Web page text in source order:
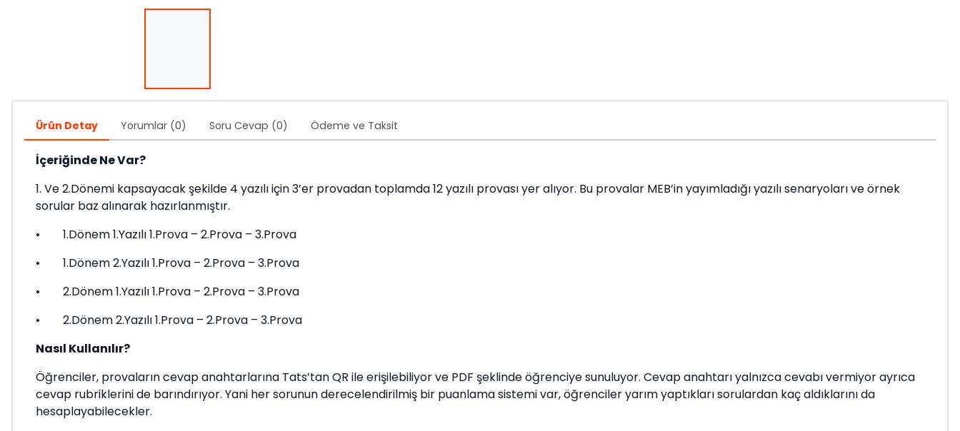
Ürün Detay Yorumlar (0) Soru Cevap (0) Ödeme ve Taksit
İçeriğinde Ne Var?
1. Ve 2.Dönemi kapsayacak şekilde 4 yazılı için 3’er provadan toplamda 12 yazılı provası yer alıyor. Bu provalar MEB’in yayımladığı yazılı senaryoları ve örnek
sorular baz alınarak hazırlanmıştır.
• 1.Dönem 1.Yazılı 1.Prova – 2.Prova – 3.Prova
• 1.Dönem 2.Yazılı 1.Prova – 2.Prova – 3.Prova
• 2.Dönem 1.Yazılı 1.Prova – 2.Prova – 3.Prova
• 2.Dönem 2.Yazılı 1.Prova – 2.Prova – 3.Prova
Nasıl Kullanılır?
Öğrenciler, provaların cevap anahtarlarına Tats’tan QR ile erişilebiliyor ve PDF şeklinde öğrenciye sunuluyor. Cevap anahtarı yalnızca cevabı vermiyor ayrıca
cevap rubriklerini de barındırıyor. Yani her sorunun derecelendirilmiş bir puanlama sistemi var, öğrenciler yarım yaptıkları sorulardan kaç aldıklarını da
hesaplayabilecekler.